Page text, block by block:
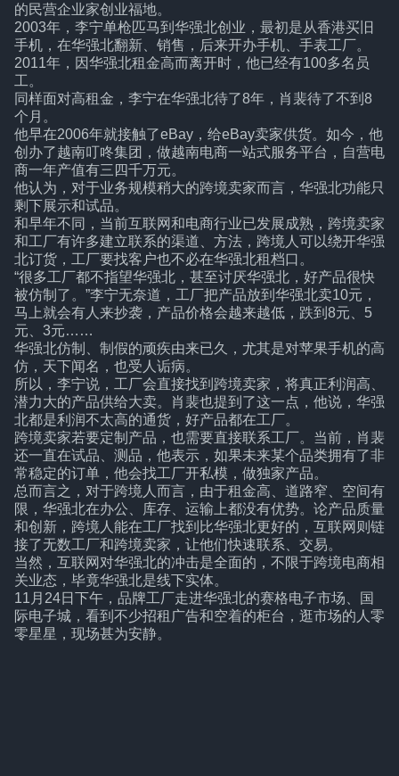
的民营企业家创业福地。
2003年，李宁单枪匹马到华强北创业，最初是从香港买旧
手机，在华强北翻新、销售，后来开办手机、手表工厂。
2011年，因华强北租金高而离开时，他已经有100多名员
工。
同样面对高租金，李宁在华强北待了8年，肖裴待了不到8
个月。
他早在2006年就接触了eBay，给eBay卖家供货。如今，他
创办了越南叮咚集团，做越南电商一站式服务平台，自营电
商一年产值有三四千万元。
他认为，对于业务规模稍大的跨境卖家而言，华强北功能只
剩下展示和试品。
和早年不同，当前互联网和电商行业已发展成熟，跨境卖家
和工厂有许多建立联系的渠道、方法，跨境人可以绕开华强
北订货，工厂要找客户也不必在华强北租档口。
“很多工厂都不指望华强北，甚至讨厌华强北，好产品很快
被仿制了。”李宁无奈道，工厂把产品放到华强北卖10元，
马上就会有人来抄袭，产品价格会越来越低，跌到8元、5
元、3元……
华强北仿制、制假的顽疾由来已久，尤其是对苹果手机的高
仿，天下闻名，也受人诟病。
所以，李宁说，工厂会直接找到跨境卖家，将真正利润高、
潜力大的产品供给大卖。肖裴也提到了这一点，他说，华强
北都是利润不太高的通货，好产品都在工厂。
跨境卖家若要定制产品，也需要直接联系工厂。当前，肖裴
还一直在试品、测品，他表示，如果未来某个品类拥有了非
常稳定的订单，他会找工厂开私模，做独家产品。
总而言之，对于跨境人而言，由于租金高、道路窄、空间有
限，华强北在办公、库存、运输上都没有优势。论产品质量
和创新，跨境人能在工厂找到比华强北更好的，互联网则链
接了无数工厂和跨境卖家，让他们快速联系、交易。
当然，互联网对华强北的冲击是全面的，不限于跨境电商相
关业态，毕竟华强北是线下实体。
11月24日下午，品牌工厂走进华强北的赛格电子市场、国
际电子城，看到不少招租广告和空着的柜台，逛市场的人零
零星星，现场甚为安静。